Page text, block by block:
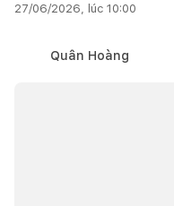
27/06/2026, lúc 10:00
Quân Hoàng